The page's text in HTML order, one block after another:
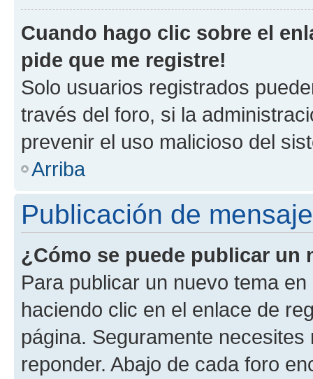
Cuando hago clic sobre el
pide que me registre!
Solo usuarios registrados
través del foro, si la
prevenir el uso malicioso del
Arriba
Publicación de
¿Cómo se puede publicar un
Para publicar un nuevo tema
haciendo clic en el enlace de
página. Seguramente
reponder. Abajo de cada foro